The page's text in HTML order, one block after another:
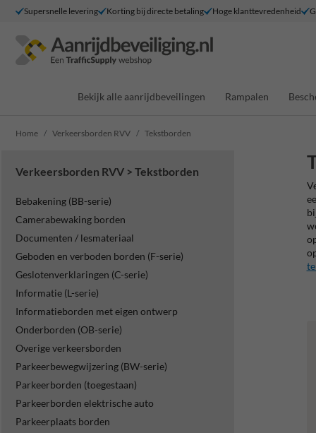
Supersnelle levering Korting bij directe betaling Hoge klanttevredenheid
Bekijk alle aanrijdbeveilingen Rampalen
Home Verkeersborden RVV Tekstborden
Verkeersborden RVV > Tekstborden
Bebakening (BB-serie)
Camerabewaking borden
Documenten / lesmateriaal
Geboden en verboden borden (F-serie)
Geslotenverklaringen (C-serie)
Informatie (L-serie)
Informatieborden met eigen ontwerp
Onderborden (OB-serie)
Overige verkeersborden
Parkeerbewegwijzering (BW-serie)
Parkeerborden (toegestaan)
Parkeerborden elektrische auto
Parkeerplaats borden